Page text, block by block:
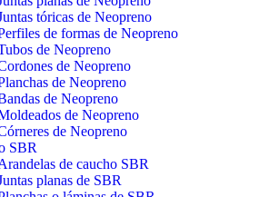
tóricas de Neopreno
de formas de Neopreno
de Neopreno
de Neopreno
de Neopreno
de Neopreno
de Neopreno
de Neopreno
SBR
de caucho SBR
planas de SBR